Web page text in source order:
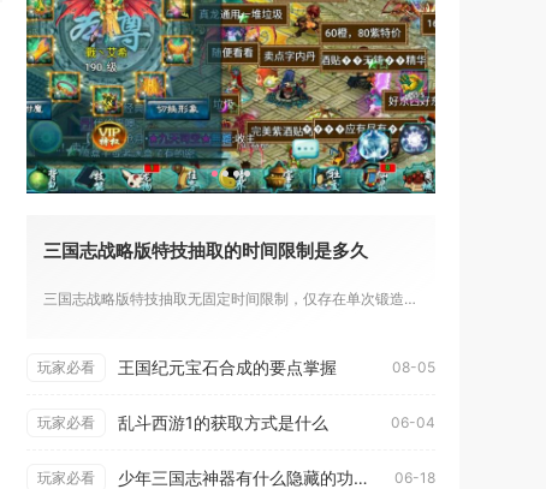
三国志战略版特技抽取的时间限制是多久
三国志战略版特技抽取无固定时间限制，仅存在单次锻造冷却与赛季...
玩家必看 王国纪元宝石合成的要点掌握 08-05
玩家必看 乱斗西游1的获取方式是什么 06-04
玩家必看 少年三国志神器有什么隐藏的功能吗 06-18